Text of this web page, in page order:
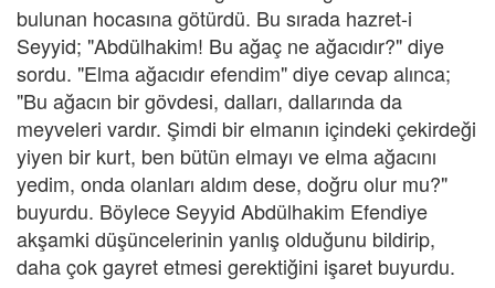
bulunan hocasına götürdü. Bu sırada hazret-i
Seyyid; "Abdülhakim! Bu ağaç ne ağacıdır?" diye
sordu. "Elma ağacıdır efendim" diye cevap alınca;
"Bu ağacın bir gövdesi, dalları, dallarında da
meyveleri vardır. Şimdi bir elmanın içindeki çekirdeği
yiyen bir kurt, ben bütün elmayı ve elma ağacını
yedim, onda olanları aldım dese, doğru olur mu?"
buyurdu. Böylece Seyyid Abdülhakim Efendiye
akşamki düşüncelerinin yanlış olduğunu bildirip,
daha çok gayret etmesi gerektiğini işaret buyurdu.